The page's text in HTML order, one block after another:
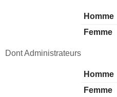
Homme
Femme
Dont Administrateurs
Homme
Femme